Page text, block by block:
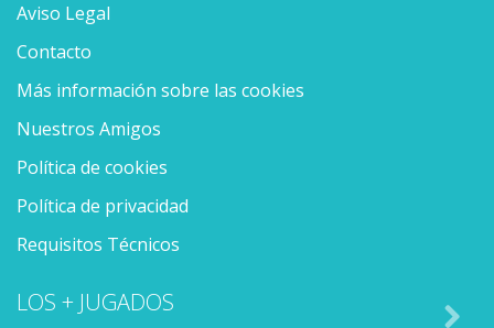
Aviso Legal
Contacto
Más información sobre las cookies
Nuestros Amigos
Política de cookies
Política de privacidad
Requisitos Técnicos
LOS + JUGADOS
